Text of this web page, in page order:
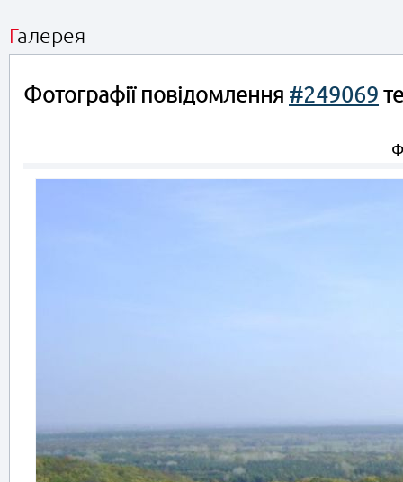
Галерея
Фотографії повідомлення #249069